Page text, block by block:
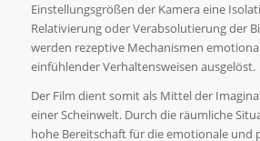
Einstellungsgrößen der Kamera eine
Relativierung oder Verabsolutierung der
werden rezeptive Mechanismen
einfühlender Verhaltensweisen ausgelöst.
Der Film dient somit als Mittel der
einer Scheinwelt. Durch die räumliche
hohe Bereitschaft für die emotionale und